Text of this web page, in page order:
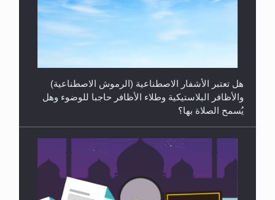
والسلام...
رأيٌ في لغة المسيح الموعود عليه السلام ..«3» نظرة
في شعر المسيح الموعود عليه السلام.....
هل تعتبر الأشفار الاصطناعية (الرموش الاصطناعية)
يُسمح الصلاة بها؟